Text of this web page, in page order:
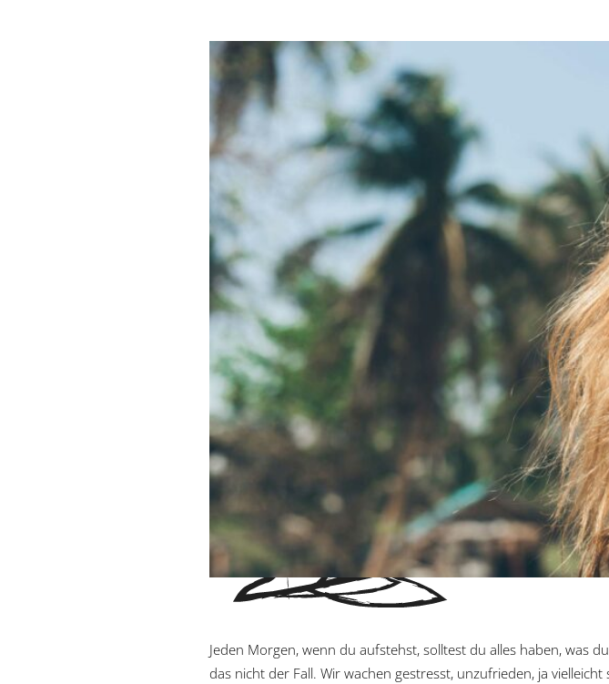
Jeden Morgen, wenn du aufstehst, solltest du alles haben, was
das nicht der Fall. Wir wachen gestresst, unzufrieden, ja